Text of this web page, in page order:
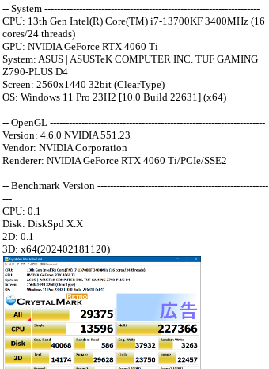
-- System --------------------------------------------------------------------
CPU: 13th Gen Intel(R) Core(TM) i7-13700KF 3400MHz (16
cores/24 threads)
GPU: NVIDIA GeForce RTX 4060 Ti
System: ASUS | ASUSTeK COMPUTER INC. TUF GAMING
Z790-PLUS D4
Screen: 2560x1440 32bit (ClearType)
OS: Windows 11 Pro 23H2 [10.0 Build 22631] (x64)
-- OpenGL --------------------------------------------------------------------
Version: 4.6.0 NVIDIA 551.23
Vendor: NVIDIA Corporation
Renderer: NVIDIA GeForce RTX 4060 Ti/PCIe/SSE2
-- Benchmark Version ------------------------------------------------------
---
CPU: 0.1
Disk: DiskSpd X.X
2D: 0.1
3D: x64(202402181120)